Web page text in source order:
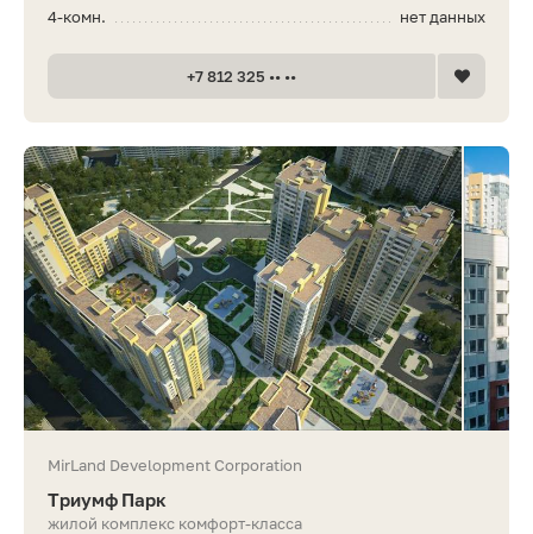
нет данных
4-комн.
+7 812 325 •• ••
MirLand Development Corporation
Триумф Парк
жилой комплекс комфорт-класса